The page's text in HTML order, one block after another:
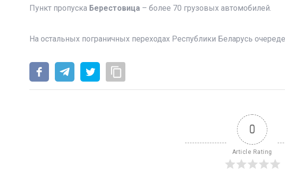
Пункт пропуска Берестовица – более 70 грузовых автомобилей.
На остальных пограничных переходах Республики Беларусь
0
Article Rating